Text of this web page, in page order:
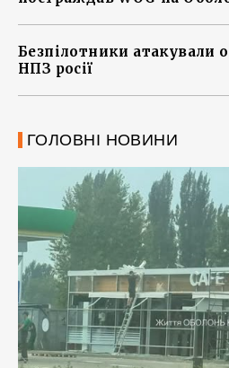
Безпілотники атакували
НПЗ росії
ГОЛОВНІ НОВИНИ